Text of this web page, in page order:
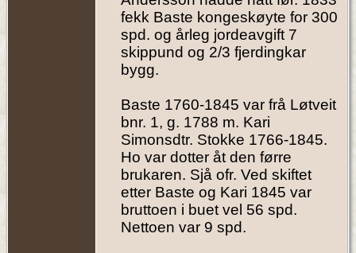
fekk Baste kongeskøyte for 300
spd. og årleg jordeavgift 7
skippund og 2/3 fjerdingkar
bygg.
Baste 1760-1845 var frå Løtveit
bnr. 1, g. 1788 m. Kari
Simonsdtr. Stokke 1766-1845.
Ho var dotter åt den førre
brukaren. Sjå ofr. Ved skiftet
etter Baste og Kari 1845 var
bruttoen i buet vel 56 spd.
Nettoen var 9 spd.